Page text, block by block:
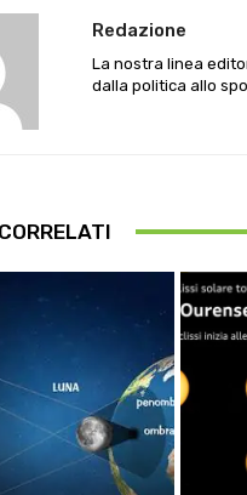
Redazione
La nostra linea
dalla politica allo